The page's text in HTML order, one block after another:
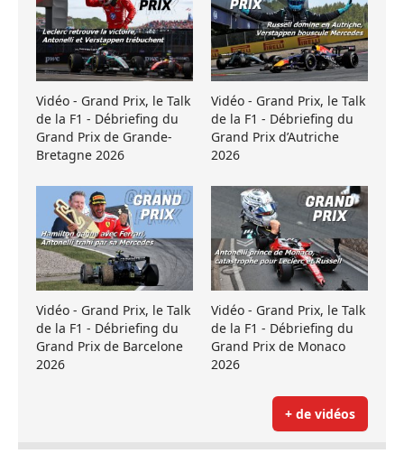
Vidéo - Grand Prix, le Talk
de la F1 - Débriefing du
Grand Prix de Grande-
Bretagne 2026
Vidéo - Grand Prix, le Talk
de la F1 - Débriefing du
Grand Prix d’Autriche
2026
Vidéo - Grand Prix, le Talk
de la F1 - Débriefing du
Grand Prix de Barcelone
2026
Vidéo - Grand Prix, le Talk
de la F1 - Débriefing du
Grand Prix de Monaco
2026
+ de vidéos